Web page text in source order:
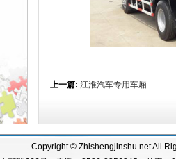
上一篇: 江淮汽车专用车厢
Copyright © Zhishengjinshu.net All